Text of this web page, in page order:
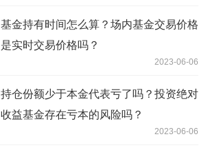
基金持有时间怎么算？场内基金交易价格
是实时交易价格吗？
2023-06-06
持仓份额少于本金代表亏了吗？投资绝对
收益基金存在亏本的风险吗？
2023-06-06